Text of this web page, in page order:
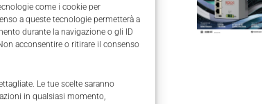
come i cookie per
a queste tecnologie permetterà a
durante la navigazione o gli ID
acconsentire o ritirare il consenso
Le tue scelte saranno
in qualsiasi momento,
idea per anticipare sfide
al meglio gli investimenti in